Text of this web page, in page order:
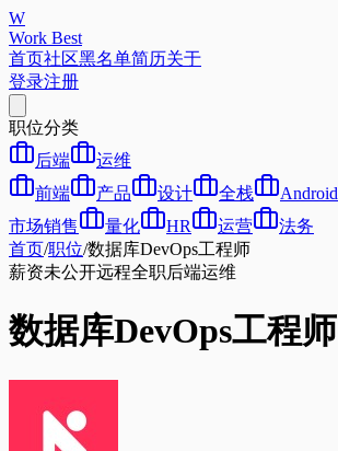
W
Work Best
首页社区黑名单简历关于
登录注册
职位分类
后端
运维
前端
产品 设计 全栈 Android
市场销售
量化 HR 运营
法务
首页/职位/数据库DevOps工程师
薪资未公开远程全职后端运维
数据库DevOps工程师